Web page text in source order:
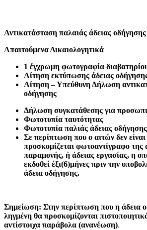
Αντικατάσταση παλαιάς άδειας
ΑπαιτούμεναΔικαιολογητικά
1 έγχρωμη φωτογραφία
Αίτηση εκτύπωσης άδειας
Αίτηση – Υπεύθυνη Δήλωση
οδήγησης
Δήλωση συγκατάθεσης για
Φωτοτυπία ταυτότητας
Φωτοτυπία παλιάς άδειας οδήγησης
Σε περίπτωση που ο αιτών δεν
προσκομίζεται φωτοαντίγραφο της
παραμονής, ή άδειας εργασίας, η
εκδοθεί έξι(6)μήνες πριν την
άδεια οδήγησης.
Σημείωση: Στην περίπτωση που η άδεια
ληγμένη θα προσκομίζονται
αντίστοιχα παράβολα (ανανέωση).